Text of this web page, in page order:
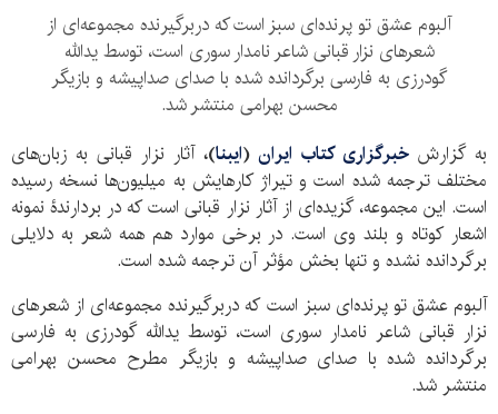
آلبوم عشق تو پرنده‌ای سبز است که دربرگیرنده مجموعه‌‎ای از
شعرهای نزار قبانی شاعر نامدار سوری است، توسط یدالله
گودرزی به فارسی برگردانده شده با صدای صداپیشه و بازیگر
محسن بهرامی منتشر شد.
به گزارش خبرگزاری کتاب ایران (ایبنا)، آثار نزار قبانی به زبان‌های
مختلف ترجمه شده است و تیراژ کارهایش به میلیون‌ها نسخه رسیده
است. این مجموعه، گزیده‌ای از آثار نزار قبانی است که در بردارندهٔ نمونه
اشعار کوتاه و بلند وی است. در برخی موارد هم همه شعر به دلایلی
برگردانده نشده و تنها بخش مؤثر آن ترجمه شده است.
آلبوم عشق تو پرنده‌ای سبز است که دربرگیرنده مجموعه‌ای از شعرهای
نزار قبانی شاعر نامدار سوری است، توسط یدالله گودرزی به فارسی
برگردانده شده با صدای صداپیشه و بازیگر مطرح محسن بهرامی
منتشر شد.